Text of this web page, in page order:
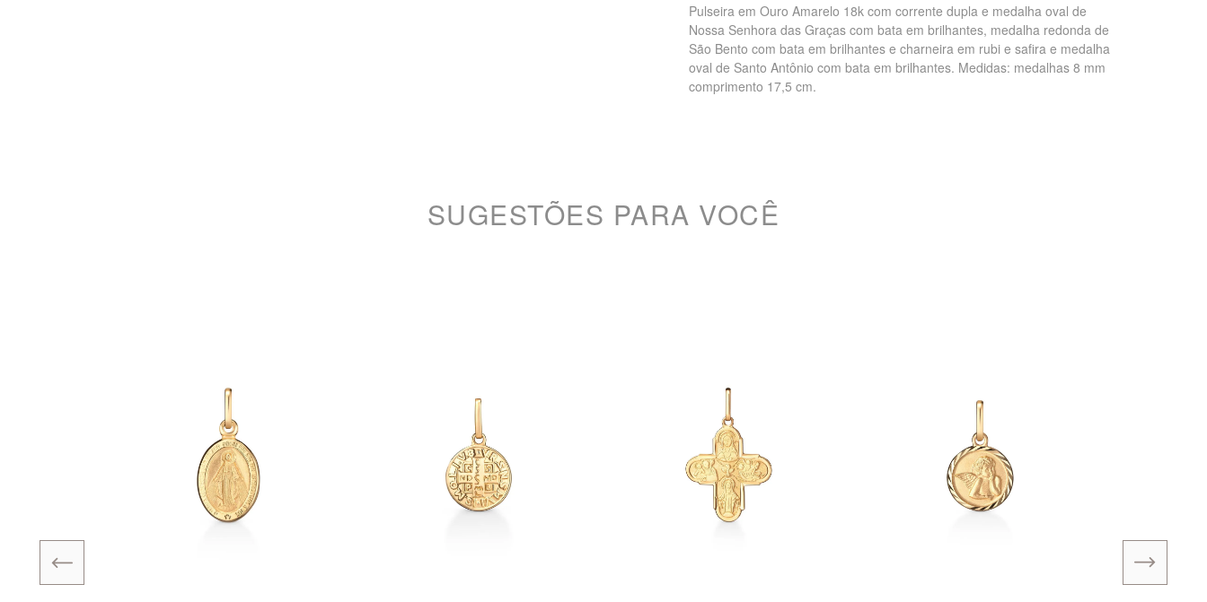
Pulseira em Ouro Amarelo 18k com corrente dupla e medalha oval de
Nossa Senhora das Graças com bata em brilhantes, medalha redonda de
São Bento com bata em brilhantes e charneira em rubi e safira e medalha
oval de Santo Antônio com bata em brilhantes. Medidas: medalhas 8 mm
comprimento 17,5 cm.
SUGESTÕES PARA VOCÊ